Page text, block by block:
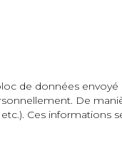
de données envoyé
De
Ces informations